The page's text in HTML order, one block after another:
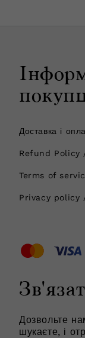
Доставка і
Refund Policy
Terms of
Privacy policy /
Дозвольте
шукаєте, і